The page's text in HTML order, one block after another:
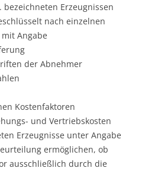
Erzeugnissen
nach einzelnen
Angabe
der Abnehmer
Kostenfaktoren
und Vertriebskosten
Erzeugnisse unter Angabe
ermöglichen, ob
ausschließlich durch die